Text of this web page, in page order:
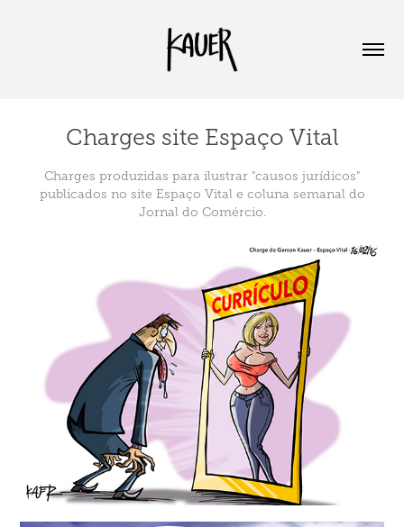
Charges site Espaço Vital
Charges produzidas para ilustrar "causos jurídicos"
publicados no site Espaço Vital e coluna semanal do
Jornal do Comércio.